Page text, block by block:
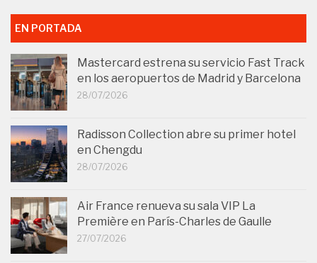
EN PORTADA
Mastercard estrena su servicio Fast Track
en los aeropuertos de Madrid y Barcelona
28/07/2026
Radisson Collection abre su primer hotel
en Chengdu
28/07/2026
Air France renueva su sala VIP La
Première en París-Charles de Gaulle
27/07/2026